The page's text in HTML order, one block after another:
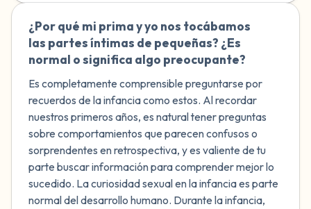
¿Por qué mi prima y yo nos tocábamos
las partes íntimas de pequeñas? ¿Es
normal o significa algo preocupante?
Es completamente comprensible preguntarse por
recuerdos de la infancia como estos. Al recordar
nuestros primeros años, es natural tener preguntas
sobre comportamientos que parecen confusos o
sorprendentes en retrospectiva, y es valiente de tu
parte buscar información para comprender mejor lo
sucedido. La curiosidad sexual en la infancia es parte
normal del desarrollo humano. Durante la infancia,